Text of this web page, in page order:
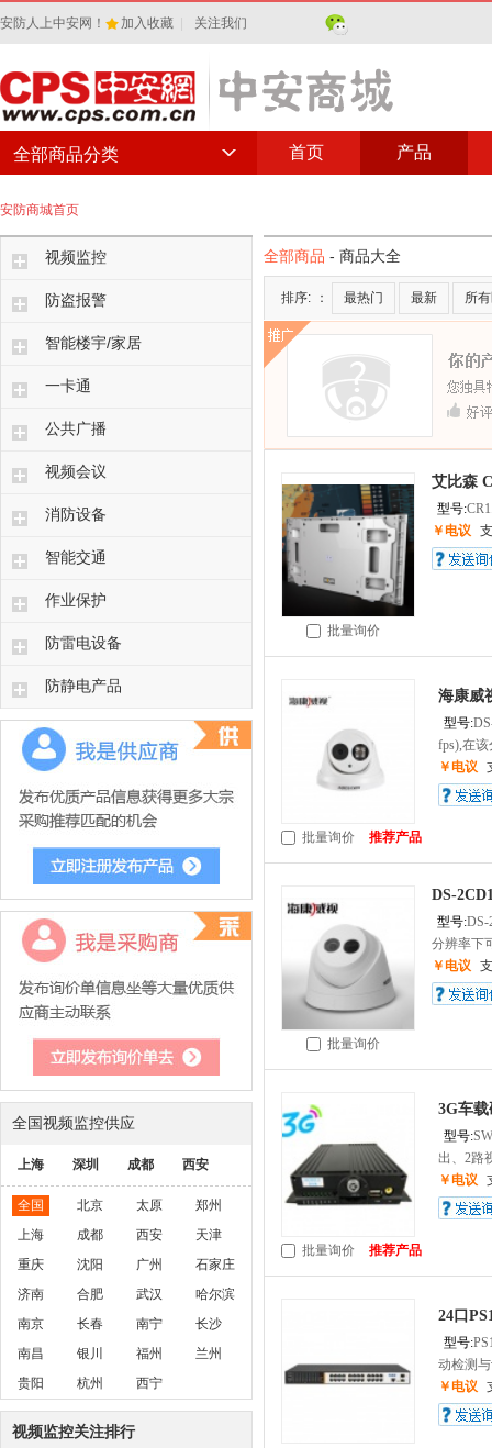
安防人上中安网！ 加入收藏 关注我们
首页 产品
全部商品分类
安防商城首页
视频监控
防盗报警
智能楼宇/家居
一卡通
公共广播
视频会议
消防设备
智能交通
作业保护
防雷电设备
防静电产品
全国视频监控供应
上海 深圳 成都 西安
全国 北京 太原
郑州
上海
成都 西安
天津
重庆
沈阳 广州
石家庄
济南
合肥 武汉
哈尔滨
南京
长春 南宁
长沙
南昌
银川 福州
兰州
贵阳
杭州 西宁
视频监控关注排行
全部商品 - 商品大全
排序: ： 最热门 最新 所
批量询价
艾比森
型号:
￥电议
批量询价 推荐产品
海康威
型号:
fps),在
￥电议
批量询价
DS-
型号:DS-
分辨率下
￥电议
批量询价 推荐产品
3G车
型号:
出、2路
￥电议
24口
型号:
动检测
￥电议